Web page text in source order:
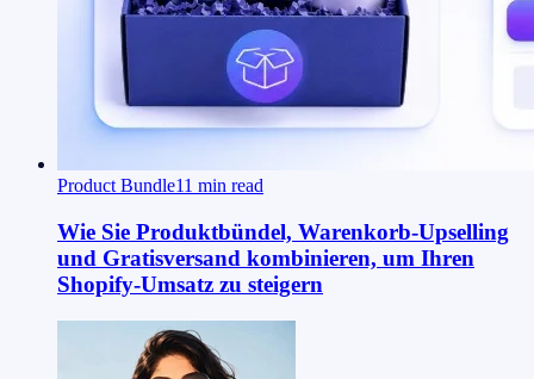
Product Bundle11 min read
Wie Sie Produktbündel, Warenkorb-Upselling
und Gratisversand kombinieren, um Ihren
Shopify-Umsatz zu steigern